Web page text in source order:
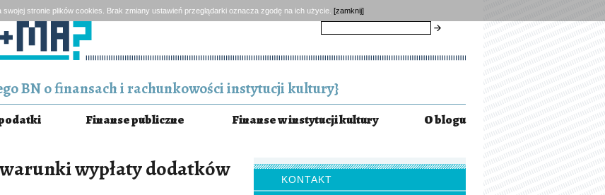
swojej stronie plików cookies. Brak zmiany ustawień przeglądarki oznacza zgodę na ich użycie. [zamknij]
BN o finansach i rachunkowości instytucji kultury}
Finanse publiczne Finanse w instytucji kultury O blogu
KONTAKT
wypłaty dodatków